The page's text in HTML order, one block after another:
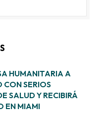
HUMANITARIA A
CON SERIOS
SALUD Y RECIBIRÁ
EN MIAMI